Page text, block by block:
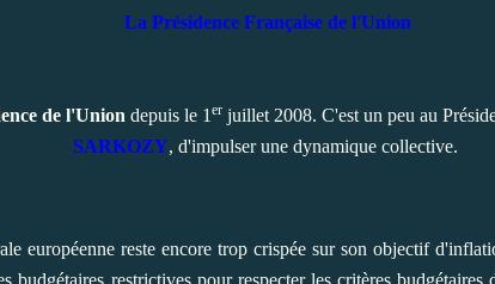
La Présidence Française de l'Union
de l'Union depuis le 1 erjuillet 2008. C'est un peu au
SARKOZY, d'impulser une dynamique collective.
européenne reste encore trop crispée sur son objectif
budgétaires restrictives pour respecter les critères